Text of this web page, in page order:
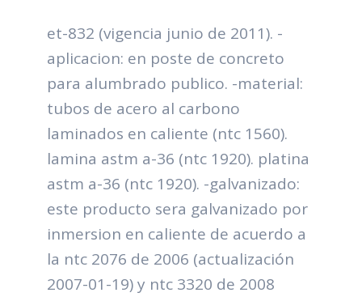
et-832 (vigencia junio de 2011). -
aplicacion: en poste de concreto
para alumbrado publico. -material:
tubos de acero al carbono
laminados en caliente (ntc 1560).
lamina astm a-36 (ntc 1920). platina
astm a-36 (ntc 1920). -galvanizado:
este producto sera galvanizado por
inmersion en caliente de acuerdo a
la ntc 2076 de 2006 (actualización
2007-01-19) y ntc 3320 de 2008